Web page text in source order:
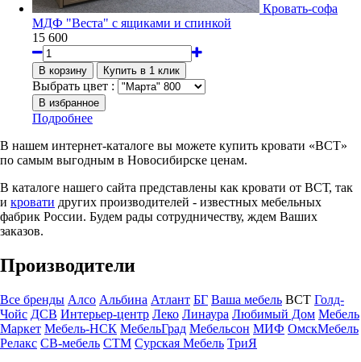
Кровать-софа
МДФ "Веста" с ящиками и спинкой
15 600
Выбрать цвет :
Подробнее
В нашем интернет-каталоге вы можете купить кровати «ВСТ»
по самым выгодным в Новосибирске ценам.
В каталоге нашего сайта представлены как кровати от ВСТ, так
и кровати других производителей - известных мебельных
фабрик России. Будем рады сотрудничеству, ждем Ваших
заказов.
Производители
Все бренды Алсо Альбина Атлант БГ Ваша мебель ВСТ Голд-
Чойс ДСВ Интерьер-центр Леко Линаура Любимый Дом Мебель
Маркет Мебель-НСК МебельГрад Мебельсон МИФ ОмскМебель
Релакс СВ-мебель СТМ Сурская Мебель ТриЯ